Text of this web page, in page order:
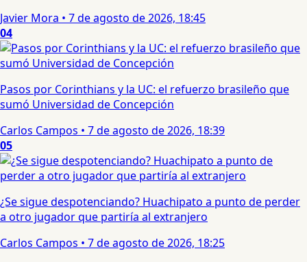
Javier Mora • 7 de agosto de 2026, 18:45
04
Pasos por Corinthians y la UC: el refuerzo brasileño que
sumó Universidad de Concepción
Carlos Campos • 7 de agosto de 2026, 18:39
05
¿Se sigue despotenciando? Huachipato a punto de perder
a otro jugador que partiría al extranjero
Carlos Campos • 7 de agosto de 2026, 18:25